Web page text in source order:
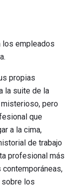
los empleados
propias
la suite de la
pero
que
a la cima,
de trabajo
profesional más
sobre los